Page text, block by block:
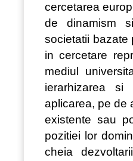
cercetarea
de dinamism
societatii bazate
in cercetare
mediul
ierarhizarea si
aplicarea, pe de
existente sau
pozitiei lor
cheia